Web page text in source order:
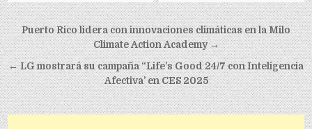
Post navigation
Puerto Rico lidera con innovaciones climáticas en la Milo
Climate Action Academy →
← LG mostrará su campaña “Life’s Good 24/7 con Inteligencia
Afectiva’ en CES 2025